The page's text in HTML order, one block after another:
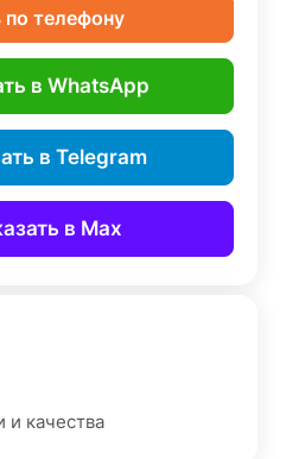
по телефону
в WhatsApp
в Telegram
в Max
и качества